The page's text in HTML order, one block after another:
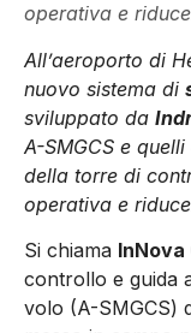
operativa e
All’aeroporto di
nuovo sistema di
sviluppato da
A-SMGCS e
della torre di
operativa e
Si chiama InNova
controllo e guida
volo (A-SMGCS)